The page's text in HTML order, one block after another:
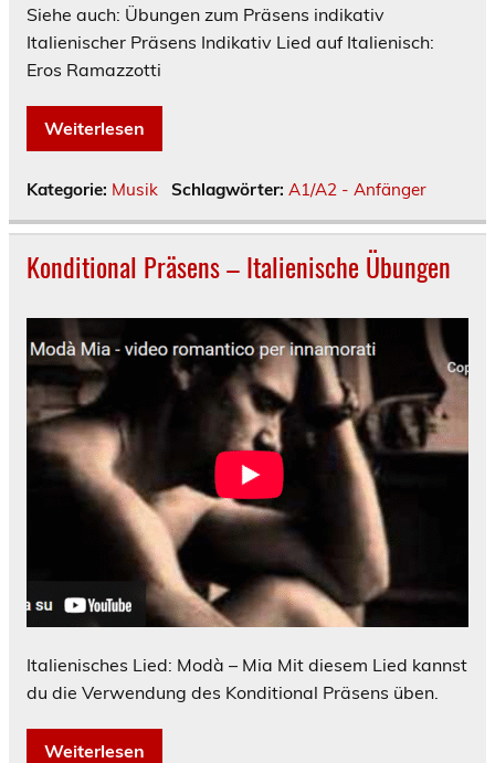
Siehe auch: Übungen zum Präsens indikativ
Italienischer Präsens Indikativ Lied auf Italienisch:
Eros Ramazzotti
Weiterlesen
Kategorie: Musik Schlagwörter: A1/A2 - Anfänger
Konditional Präsens – Italienische Übungen
Italienisches Lied: Modà – Mia Mit diesem Lied kannst
du die Verwendung des Konditional Präsens üben.
Weiterlesen